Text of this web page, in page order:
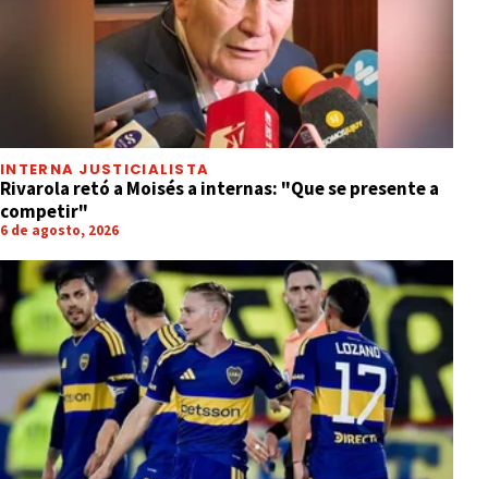
INTERNA JUSTICIALISTA
Rivarola retó a Moisés a internas: "Que se presente a
competir"
6 de agosto, 2026